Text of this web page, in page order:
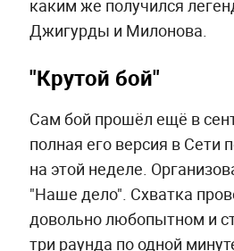
каким же получился
Джигурды и Милонова.
"Крутой бой"
Сам бой прошёл ещё в
полная его версия в Сети
на этой неделе.
"Наше дело". Схватка
довольно любопытном и
три раунда по одной